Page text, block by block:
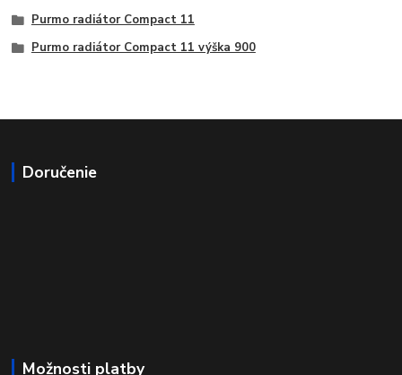
Purmo radiátor Compact 11
Purmo radiátor Compact 11 výška 900
Doručenie
Možnosti platby